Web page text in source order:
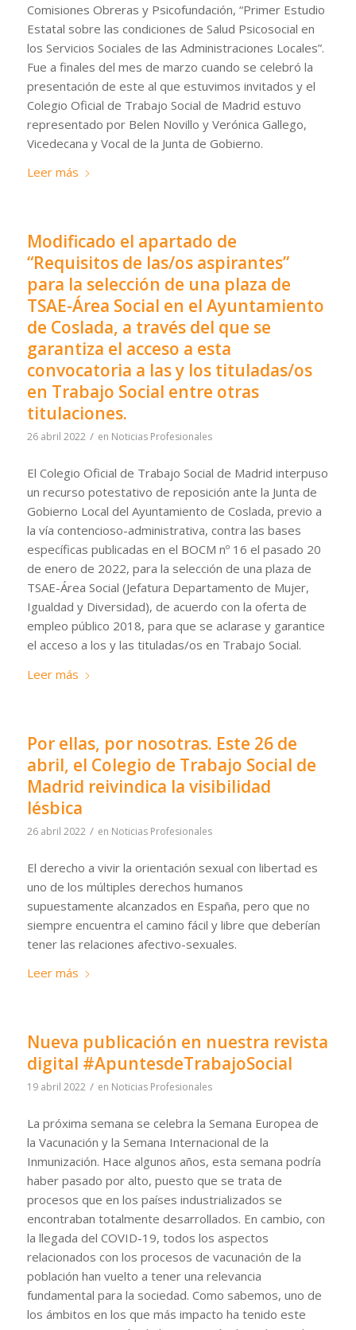
Comisiones Obreras y Psicofundación, “Primer Estudio
Estatal sobre las condiciones de Salud Psicosocial en
los Servicios Sociales de las Administraciones Locales”.
Fue a finales del mes de marzo cuando se celebró la
presentación de este al que estuvimos invitados y el
Colegio Oficial de Trabajo Social de Madrid estuvo
representado por Belen Novillo y Verónica Gallego,
Vicedecana y Vocal de la Junta de Gobierno.
Leer más
Modificado el apartado de
“Requisitos de las/os aspirantes”
para la selección de una plaza de
TSAE-Área Social en el Ayuntamiento
de Coslada, a través del que se
garantiza el acceso a esta
convocatoria a las y los tituladas/os
en Trabajo Social entre otras
titulaciones.
26 abril 2022 / en Noticias Profesionales
El Colegio Oficial de Trabajo Social de Madrid interpuso
un recurso potestativo de reposición ante la Junta de
Gobierno Local del Ayuntamiento de Coslada, previo a
la vía contencioso-administrativa, contra las bases
específicas publicadas en el BOCM nº 16 el pasado 20
de enero de 2022, para la selección de una plaza de
TSAE-Área Social (Jefatura Departamento de Mujer,
Igualdad y Diversidad), de acuerdo con la oferta de
empleo público 2018, para que se aclarase y garantice
el acceso a los y las tituladas/os en Trabajo Social.
Leer más
Por ellas, por nosotras. Este 26 de
abril, el Colegio de Trabajo Social de
Madrid reivindica la visibilidad
lésbica
26 abril 2022 / en Noticias Profesionales
El derecho a vivir la orientación sexual con libertad es
uno de los múltiples derechos humanos
supuestamente alcanzados en España, pero que no
siempre encuentra el camino fácil y libre que deberían
tener las relaciones afectivo-sexuales.
Leer más
Nueva publicación en nuestra revista
digital #ApuntesdeTrabajoSocial
19 abril 2022 / en Noticias Profesionales
La próxima semana se celebra la Semana Europea de
la Vacunación y la Semana Internacional de la
Inmunización. Hace algunos años, esta semana podría
haber pasado por alto, puesto que se trata de
procesos que en los países industrializados se
encontraban totalmente desarrollados. En cambio, con
la llegada del COVID-19, todos los aspectos
relacionados con los procesos de vacunación de la
población han vuelto a tener una relevancia
fundamental para la sociedad. Como sabemos, uno de
los ámbitos en los que más impacto ha tenido este